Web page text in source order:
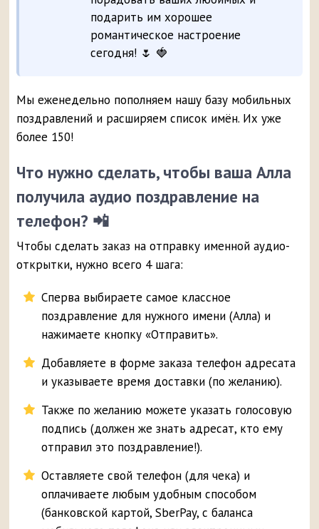
подарить им хорошее
романтическое настроение
сегодня! 🌷 🍓
Мы еженедельно пополняем нашу базу мобильных
поздравлений и расширяем список имён. Их уже
более 150!
Что нужно сделать, чтобы ваша Алла
получила аудио поздравление на
телефон? 📲
Чтобы сделать заказ на отправку именной аудио-
открытки, нужно всего 4 шага:
Сперва выбираете самое классное
поздравление для нужного имени (Алла) и
нажимаете кнопку «Отправить».
Добавляете в форме заказа телефон адресата
и указываете время доставки (по желанию).
Также по желанию можете указать голосовую
подпись (должен же знать адресат, кто ему
отправил это поздравление!).
Оставляете свой телефон (для чека) и
оплачиваете любым удобным способом
(банковской картой, SberPay, с баланса